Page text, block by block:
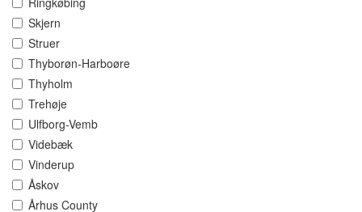
Skjern
Struer
Thyborøn-Harboøre
Thyholm
Trehøje
Ulfborg-Vemb
Videbæk
Vinderup
Åskov
Århus County